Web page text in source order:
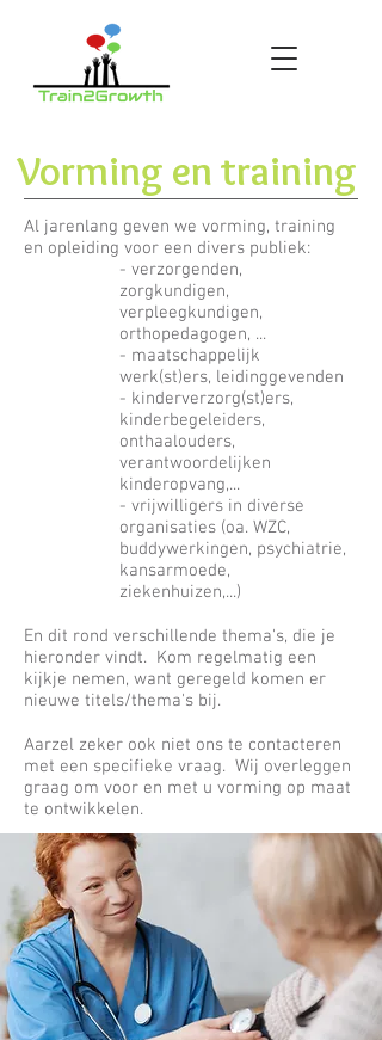
Vorming en training
Al jarenlang geven we vorming, training
en opleiding voor een divers publiek:
- verzorgenden,
zorgkundigen,
verpleegkundigen,
orthopedagogen, ...
- maatschappelijk
werk(st)ers, leidinggevenden
- kinderverzorg(st)ers,
kinderbegeleiders,
onthaalouders,
verantwoordelijken
kinderopvang,...
- vrijwilligers in diverse
organisaties (oa. WZC,
buddywerkingen, psychiatrie,
kansarmoede,
ziekenhuizen,...)
En dit rond verschillende thema's, die je
hieronder vindt. Kom regelmatig een
kijkje nemen, want geregeld komen er
nieuwe titels/thema's bij.
Aarzel zeker ook niet ons te contacteren
met een specifieke vraag. Wij overleggen
graag om voor en met u vorming op maat
te ontwikkelen.